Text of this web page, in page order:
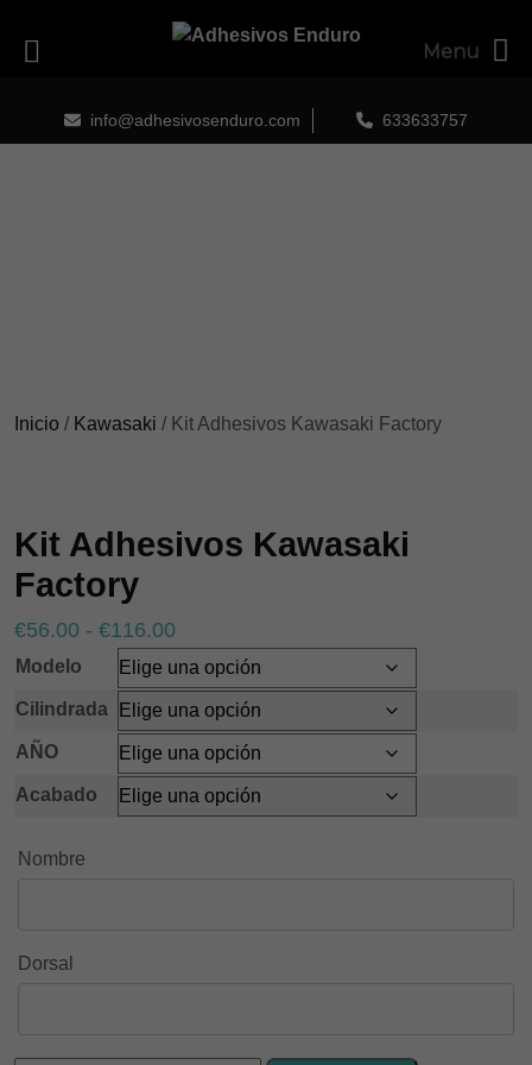
content
info@adhesivosenduro.com 633633757
Inicio / Kawasaki / Kit Adhesivos Kawasaki Factory
Kit Adhesivos Kawasaki
Factory
€56.00 - €116.00
de
precios:
desde
€56.00
hasta
€116.00
Modelo
Cilindrada
AÑO
Acabado
Nombre
Dorsal
Menu